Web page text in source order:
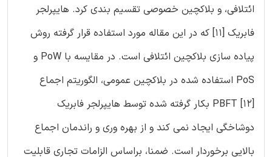
ائتلافی، و بلاکچین خصوصی تقسیم بندی کرد. هایپرلجر
فابریک [11] که در این مقاله مورد استفاده قرار گرفته روش
پیاده سازی بلاکچین ائتلافی است. در مقایسه با PoW و
PoS استفاده شده در بلاکچین عمومی، الگوریتم اجماع
PBFT [12] بکار گرفته شده توسط هایپرلجر فابریک
دوشاخگی ایجاد نمی کند و از بهره وری و راندمان اجماع
بالایی برخوردار است. ضمنا، براساس الزامات تجاری قابلیت